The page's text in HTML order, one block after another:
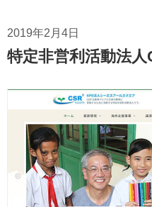
2019年2月4日
特定非営利活動法